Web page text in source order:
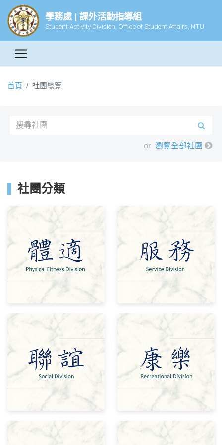
學務處 | 課外活動指導組
Student Activity Division, Office of Student Affairs, NTU
首頁 社團總覽
or 瀏覽全部社團
社團分類